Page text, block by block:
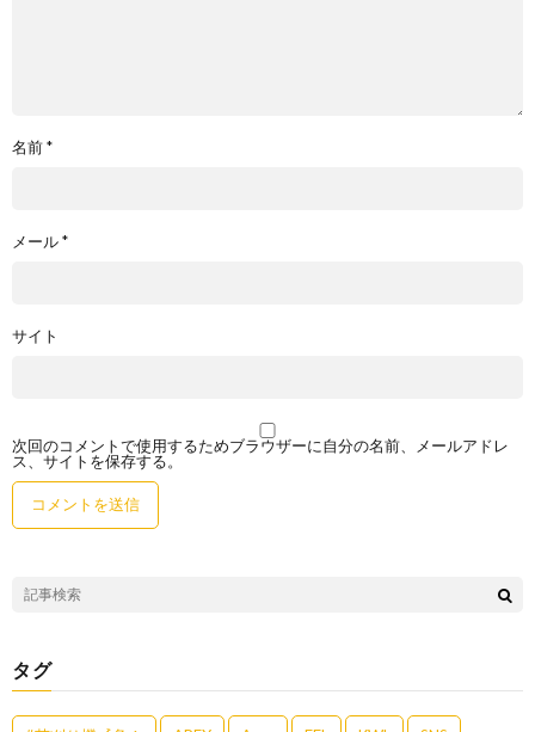
名前*
メール*
サイト
次回のコメントで使用するためブラウザーに自分の名前、メールアドレ
ス、サイトを保存する。
タグ